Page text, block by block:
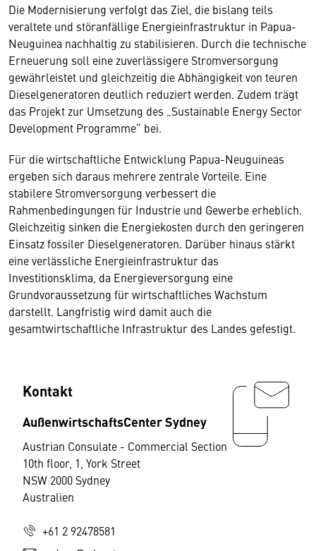
Die Modernisierung verfolgt das Ziel, die bislang teils
veraltete und störanfällige Energieinfrastruktur in Papua-
Neuguinea nachhaltig zu stabilisieren. Durch die technische
Erneuerung soll eine zuverlässigere Stromversorgung
gewährleistet und gleichzeitig die Abhängigkeit von teuren
Dieselgeneratoren deutlich reduziert werden. Zudem trägt
das Projekt zur Umsetzung des „Sustainable Energy Sector
Development Programme“ bei.
Für die wirtschaftliche Entwicklung Papua-Neuguineas
ergeben sich daraus mehrere zentrale Vorteile. Eine
stabilere Stromversorgung verbessert die
Rahmenbedingungen für Industrie und Gewerbe erheblich.
Gleichzeitig sinken die Energiekosten durch den geringeren
Einsatz fossiler Dieselgeneratoren. Darüber hinaus stärkt
eine verlässliche Energieinfrastruktur das
Investitionsklima, da Energieversorgung eine
Grundvoraussetzung für wirtschaftliches Wachstum
darstellt. Langfristig wird damit auch die
gesamtwirtschaftliche Infrastruktur des Landes gefestigt.
Kontakt
AußenwirtschaftsCenter Sydney
Austrian Consulate - Commercial Section
10th floor, 1, York Street
NSW 2000 Sydney
Australien
+61 2 92478581